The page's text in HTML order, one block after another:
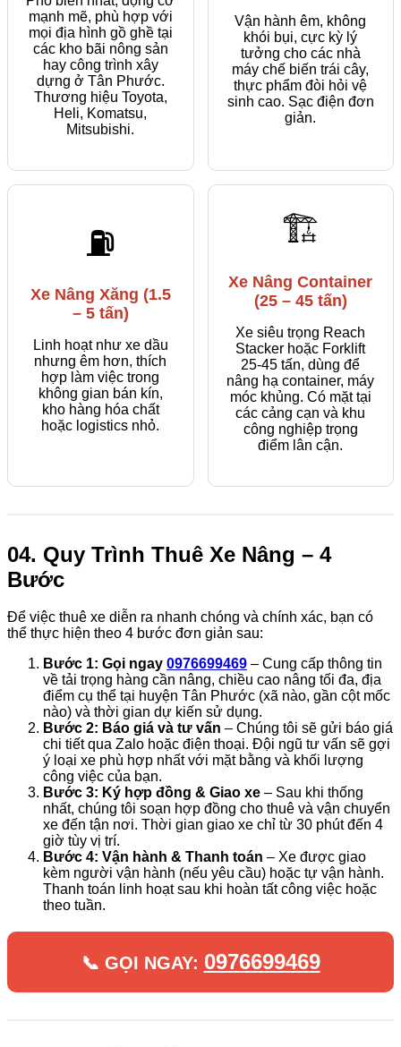
mạnh mẽ, phù hợp với
mọi địa hình gồ ghề tại
các kho bãi nông sản
hay công trình xây
dựng ở Tân Phước.
Thương hiệu Toyota,
Heli, Komatsu,
Mitsubishi.
Vận hành êm, không
khói bụi, cực kỳ lý
tưởng cho các nhà
máy chế biến trái cây,
thực phẩm đòi hỏi vệ
sinh cao. Sạc điện đơn
giản.
⛽
Xe Nâng Xăng (1.5
– 5 tấn)
Linh hoạt như xe dầu
nhưng êm hơn, thích
hợp làm việc trong
không gian bán kín,
kho hàng hóa chất
hoặc logistics nhỏ.
🏗️
Xe Nâng Container
(25 – 45 tấn)
Xe siêu trọng Reach
Stacker hoặc Forklift
25-45 tấn, dùng để
nâng hạ container, máy
móc khủng. Có mặt tại
các cảng cạn và khu
công nghiệp trọng
điểm lân cận.
04. Quy Trình Thuê Xe Nâng – 4
Bước
Để việc thuê xe diễn ra nhanh chóng và chính xác, bạn có
thể thực hiện theo 4 bước đơn giản sau:
Bước 1: Gọi ngay 0976699469 – Cung cấp thông tin
về tải trọng hàng cần nâng, chiều cao nâng tối đa, địa
điểm cụ thể tại huyện Tân Phước (xã nào, gần cột mốc
nào) và thời gian dự kiến sử dụng.
Bước 2: Báo giá và tư vấn – Chúng tôi sẽ gửi báo giá
chi tiết qua Zalo hoặc điện thoại. Đội ngũ tư vấn sẽ gợi
ý loại xe phù hợp nhất với mặt bằng và khối lượng
công việc của bạn.
Bước 3: Ký hợp đồng & Giao xe – Sau khi thống
nhất, chúng tôi soạn hợp đồng cho thuê và vận chuyển
xe đến tận nơi. Thời gian giao xe chỉ từ 30 phút đến 4
giờ tùy vị trí.
Bước 4: Vận hành & Thanh toán – Xe được giao
kèm người vận hành (nếu yêu cầu) hoặc tự vận hành.
Thanh toán linh hoạt sau khi hoàn tất công việc hoặc
theo tuần.
📞 GỌI NGAY: 0976699469